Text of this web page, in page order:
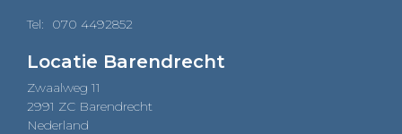
Tel: 070 4492852
Locatie Barendrecht
Zwaalweg 11
2991 ZC Barendrecht
Nederland